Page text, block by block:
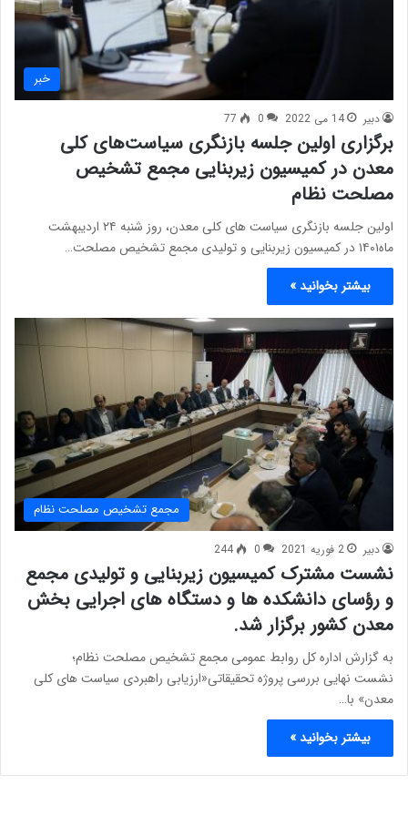
خبر
دبیر 14 می 2022 0
77
برگزاری اولین جلسه بازنگری سیاست‌های کلی
معدن در کمیسیون زیربنایی مجمع تشخیص
مصلحت نظام
اولین جلسه بازنگری سیاست های کلی معدن، روز شنبه ۲۴ اردیبهشت
ماه۱۴۰۱ در کمیسیون زیربنایی و تولیدی مجمع تشخیص مصلحت…
بیشتر بخوانید »
مجمع تشخیص مصلحت نظام
دبیر 2 فوریه 2021 0
244
نشست مشترک کمیسیون زیربنایی و تولیدی مجمع
و رؤسای دانشکده­ ها و دستگاه­ های اجرایی بخش
معدن کشور برگزار شد.
به گزارش اداره کل روابط عمومی مجمع تشخیص مصلحت نظام؛
نشست نهایی بررسی پروژه تحقیقاتی«ارزیابی راهبردی سیاست های کلی
معدن» با…
بیشتر بخوانید »